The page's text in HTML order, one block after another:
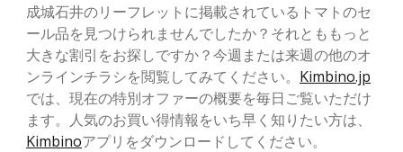
成城石井のリーフレットに掲載されているトマトのセ
ール品を見つけられませんでしたか？それとももっと
大きな割引をお探しですか？今週または来週の他のオ
ンラインチラシを閲覧してみてください。 Kimbino.jp
では、現在の特別オファーの概要を毎日ご覧いただけ
ます。人気のお買い得情報をいち早く知りたい方は、
Kimbinoアプリをダウンロードしてください。